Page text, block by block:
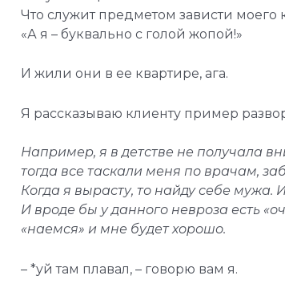
Что служит предметом зависти моего
«А я – буквально с голой жопой!»
И жили они в ее квартире, ага.
Я рассказываю клиенту пример
Например, я в детстве не получала
тогда все таскали меня по врачам,
Когда я вырасту, то найду себе мужа.
И вроде бы у данного невроза есть
«наемся» и мне будет хорошо.
– *уйтам плавал, – говорю вам я.